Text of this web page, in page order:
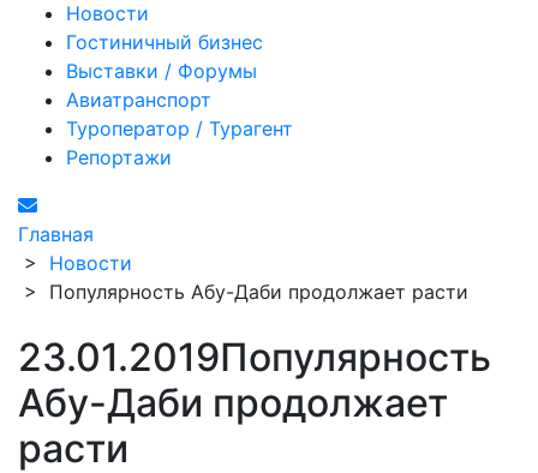
Новости
Гостиничный бизнес
Выставки / Форумы
Авиатранспорт
Туроператор / Турагент
Репортажи
Главная
> Новости
> Популярность Абу-Даби продолжает расти
23.01.2019Популярность
Абу-Даби продолжает
расти